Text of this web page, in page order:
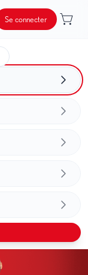
Se connecter